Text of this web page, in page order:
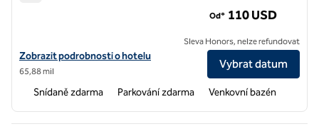
Zobrazit podrobnosti o hotelu Hampton Inn Visalia
Zobrazit podrobnosti o hotelu
65,88 mil
Od* 110 USD
Sleva Honors, nelze refundovat
Vybrat datum
Snídaně zdarma Parkování zdarma Venkovní bazén